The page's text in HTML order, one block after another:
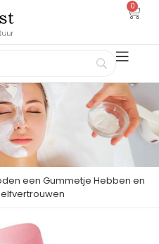
0
een Gummetje Hebben en